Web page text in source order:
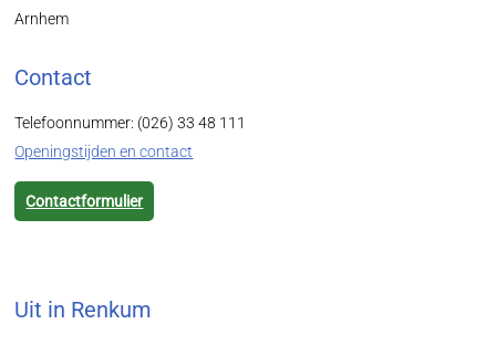
Arnhem
Contact
Telefoonnummer: (026) 33 48 111
Openingstijden en contact
Contactformulier
Uit in Renkum